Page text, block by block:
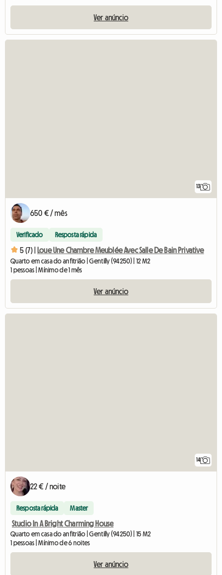
Ver anúncio
13
650 € / mês
Verificado Resposta rápida
5 (7) | Loue Une Chambre Meublée Avec Salle De Bain Privative
Quarto em casa do anfitrião | Gentilly (94250) | 12 M2
1 pessoas | Mínimo de 1 mês
Ver anúncio
14
22 € / noite
Resposta rápida Master
Studio In A Bright Charming House
Quarto em casa do anfitrião | Gentilly (94250) | 15 M2
1 pessoas | Mínimo de 6 noites
Ver anúncio